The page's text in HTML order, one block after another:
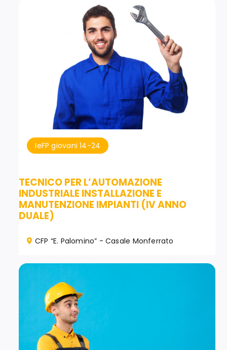
IeFP giovani 14-24
TECNICO PER L’AUTOMAZIONE
INDUSTRIALE INSTALLAZIONE E
MANUTENZIONE IMPIANTI (IV ANNO
DUALE)
CFP “E. Palomino” - Casale Monferrato